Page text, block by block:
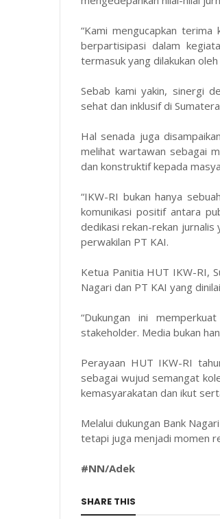
“Kami mengucapkan
berpartisipasi dalam
termasuk yang dilakukan
Sebab kami yakin, sinergi
sehat dan inklusif di
Hal senada juga
melihat wartawan sebagai
dan konstruktif kepada
“IKW-RI bukan hanya
komunikasi positif antara
dedikasi rekan-rekan
perwakilan PT KAI.
Ketua Panitia HUT IKW-RI,
Nagari dan PT KAI yang
“Dukungan ini
stakeholder. Media bukan
Perayaan HUT IKW-RI
sebagai wujud semangat
kemasyarakatan dan ikut
Melalui dukungan Bank
tetapi juga menjadi momen
#NN/Adek
SHARE THIS